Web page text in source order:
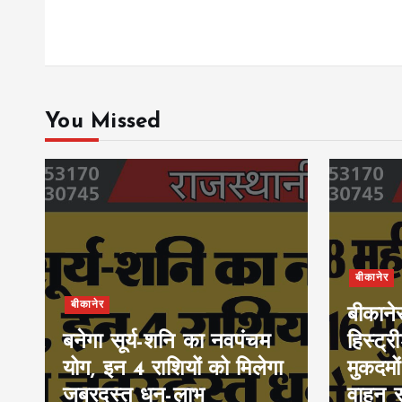
You Missed
बीकानेर
बनेगा सूर्य-शनि का नवपंचम
योग, इन 4 राशियों को मिलेगा
जबरदस्त धन-लाभ
बीकानेर
वाहन